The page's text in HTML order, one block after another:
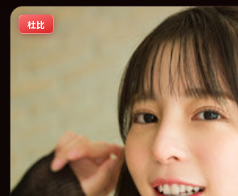
碑稳健，适合喜欢强情节与人物弧光的观众完
杜比